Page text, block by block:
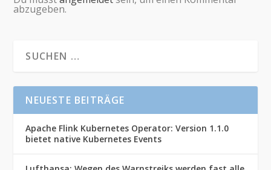
abzugeben.
NEUESTE BEITRÄGE
Apache Flink Kubernetes Operator: Version 1.1.0
bietet native Kubernetes Events